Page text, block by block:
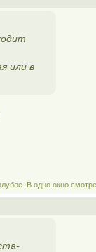
или в
В одно окно